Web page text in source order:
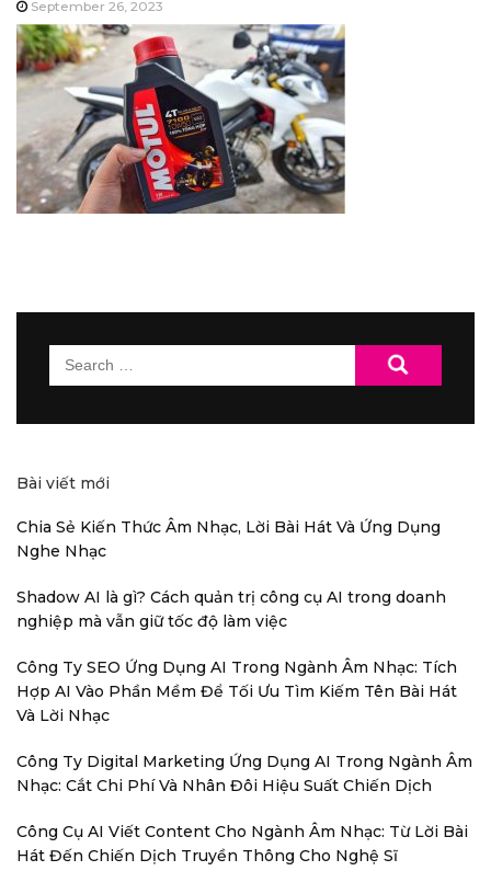
September 26, 2023
Search
for:
Bài viết mới
Chia Sẻ Kiến Thức Âm Nhạc, Lời Bài Hát Và Ứng Dụng
Nghe Nhạc
Shadow AI là gì? Cách quản trị công cụ AI trong doanh
nghiệp mà vẫn giữ tốc độ làm việc
Công Ty SEO Ứng Dụng AI Trong Ngành Âm Nhạc: Tích
Hợp AI Vào Phần Mềm Để Tối Ưu Tìm Kiếm Tên Bài Hát
Và Lời Nhạc
Công Ty Digital Marketing Ứng Dụng AI Trong Ngành Âm
Nhạc: Cắt Chi Phí Và Nhân Đôi Hiệu Suất Chiến Dịch
Công Cụ AI Viết Content Cho Ngành Âm Nhạc: Từ Lời Bài
Hát Đến Chiến Dịch Truyền Thông Cho Nghệ Sĩ